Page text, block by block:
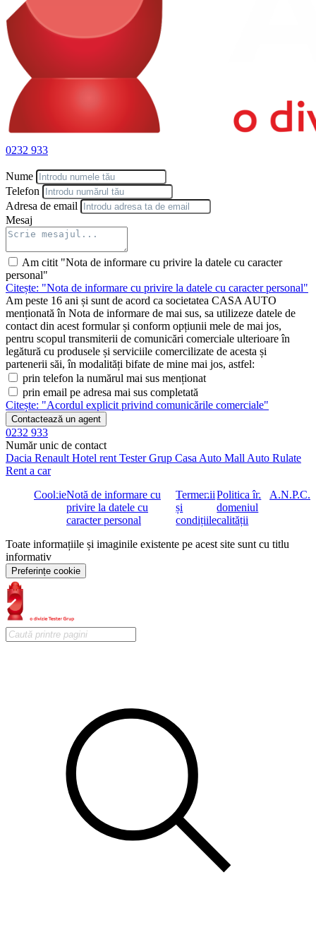
| | | 218 | Camera pentru deplasarea in marsarier
| | | 235 | Asistent activ la parcare cu PARKTRONIC
| | P49 | Pachet oglinda
| | | 252 | Oglinda retrovizoare cu ajustare automata a luminozitatii
| | | 500 | Oglinzi exterioare rabatabile electric
| | PBG | Preinstalare pentru Navigatie si pachet Confort si
Conectivitate
| | | 01U | Preinstalare pentru servicii navigatie
| | | 365 | Navigatie pe HDD
| | U22 | Suport lombar pe 4 sensuri
iluminate, cu carcasa detasabila
| Status centuri de siguranta pentru locurile din spate in afisajul
central
| Dezactivarea automata pentru airbag-ul pasagerului din fata
| Realitate augmentata MBUX pentru navigatie
| Priza 12V in portbagaj
| Bara de torsiune
| Pachet confort scaune
| Capota activa pentru protectia pietonilor
| Pachet de lumini si vizibilitate
Data primei înmatriculări: 09.11.2024
Autoturism Test Drive (rulaj): 3000 km
Beneficii Mercedes-Benz:
Avantaj autoturism certificat 8.809,59 euro TVA inclus.
Garanție 2 ani fără limită de kilometri de la data primei
înmatriculări
Bonus garanție extinsăpână la 4 ani, în limita a 200.000
kilometri (care dintre cele două survine prima de la prima
inmatriculare)
Garanție baterie de înaltă tensiune 6 ani în limita a
100.000 km de la data primei înmatriculări
Servicii Mercedes-Benz autoturisme noi:
Contract service cu 15% discount:
https://myservicecalculator.mercedes-benz.ro
Accesorii Mercedes-Benz originale:https://www.mercedes-
benz.ro/passengercars/buy/technical-accessoires-
overview.html
Extindere garanție:
benz.ro/passengercars/services/warranty.html
Servicii de finanțare prin Mercedes-Benz Leasing:
0232 933
Nume
Telefon
Adresa de email
Mesaj
Am citit "Nota de informare cu privire la datele cu caracter
personal"
Citește: "Nota de informare cu privire la datele cu caracter personal"
Am peste 16 ani și sunt de acord ca societatea CASA AUTO
menționată în Nota de informare de mai sus, sa utilizeze datele de
contact din acest formular și conform opțiunii mele de mai jos,
pentru scopul transmiterii de comunicări comerciale ulterioare în
legătură cu produsele și serviciile comercilizate de acesta și
partenerii săi, în modalități bifate de mine mai jos, astfel:
prin telefon la numărul mai sus menționat
prin email pe adresa mai sus completată
Citește: "Acordul explicit privind comunicările comerciale"
Contactează un agent
0232 933
Număr unic de contact
Dacia Renault Hotel rent Tester Grup Casa Auto Mall Auto Rulate
Rent a car
CookieNotă de informare cu
privire la datele cu
caracter personal
Termenii
și
condițiile
Politica în
domeniul
calității
A.N.P.C.
Toate informațiile și imaginile existente pe acest site sunt cu titlu
informativ
Preferințe cookie